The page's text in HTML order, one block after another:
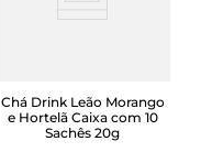
Chá Drink Leão Morango
e Hortelã Caixa com 10
Sachês 20g